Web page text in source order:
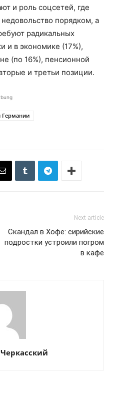
и роль соцсетей, где
порядком, а
радикальных
и в экономике (17%),
(по 16%), пенсионной
и третьи позиции.
Германии
Next article
Скандал в Хофе: сирийские
подростки устроили погром
в кафе